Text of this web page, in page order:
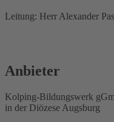
Leitung: Herr Alexander
Anbieter
Kolping-Bildungswerk
in der Diözese Augsburg